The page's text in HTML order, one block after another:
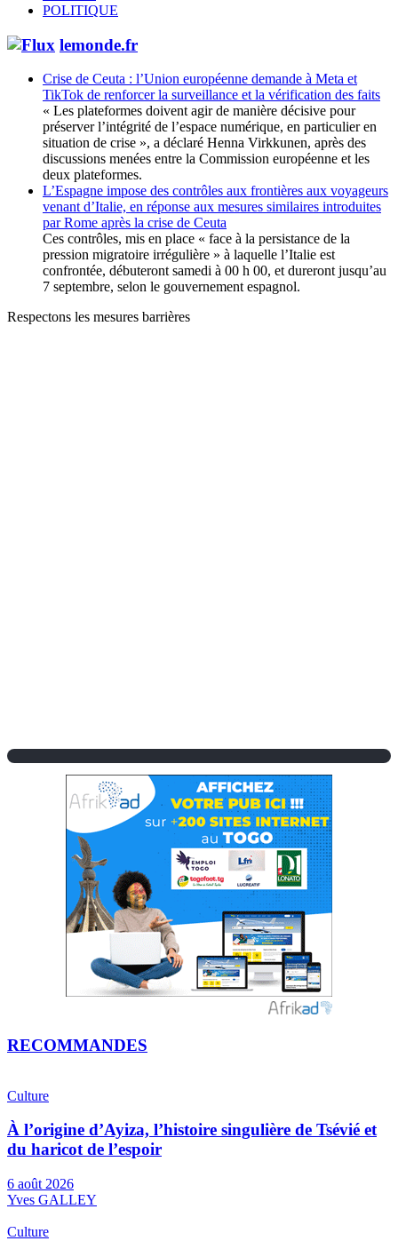
POLITIQUE
lemonde.fr
Crise de Ceuta : l’Union européenne demande à Meta et
TikTok de renforcer la surveillance et la vérification des faits
« Les plateformes doivent agir de manière décisive pour
préserver l’intégrité de l’espace numérique, en particulier en
situation de crise », a déclaré Henna Virkkunen, après des
discussions menées entre la Commission européenne et les
deux plateformes.
L’Espagne impose des contrôles aux frontières aux voyageurs
venant d’Italie, en réponse aux mesures similaires introduites
par Rome après la crise de Ceuta
Ces contrôles, mis en place « face à la persistance de la
pression migratoire irrégulière » à laquelle l’Italie est
confrontée, débuteront samedi à 00 h 00, et dureront jusqu’au
7 septembre, selon le gouvernement espagnol.
Respectons les mesures barrières
RECOMMANDES
Culture
À l’origine d’Ayiza, l’histoire singulière de Tsévié et
du haricot de l’espoir
6 août 2026
Yves GALLEY
Culture